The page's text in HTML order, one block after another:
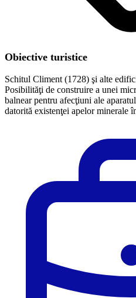
Obiective turistice
Schitul Climent (1728) şi alte
Posibilităţi de construire a unei
balnear pentru afecţiuni ale
datorită existenţei apelor minerale